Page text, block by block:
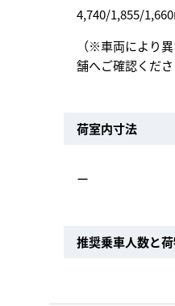
4,740/1,855/
（※車両により
舗へご確認くださ
荷室内寸法
ー
推奨乗車人数と